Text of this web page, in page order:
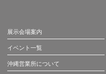
展示会場案内
イベント一覧
沖縄営業所について